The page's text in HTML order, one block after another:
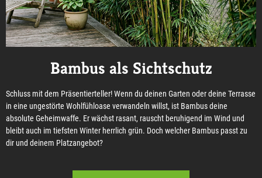
Bambus als Sichtschutz
Schluss mit dem Präsentierteller! Wenn du deinen Garten oder deine Terrasse
in eine ungestörte Wohlfühloase verwandeln willst, ist Bambus deine
absolute Geheimwaffe. Er wächst rasant, rauscht beruhigend im Wind und
bleibt auch im tiefsten Winter herrlich grün. Doch welcher Bambus passt zu
dir und deinem Platzangebot?